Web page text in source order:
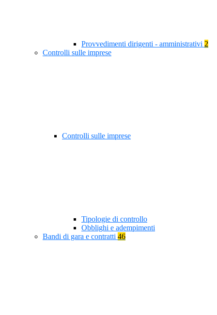
Provvedimenti dirigenti - amministrativi 2
Controlli sulle imprese
Controlli sulle imprese
Tipologie di controllo
Obblighi e adempimenti
Bandi di gara e contratti 46